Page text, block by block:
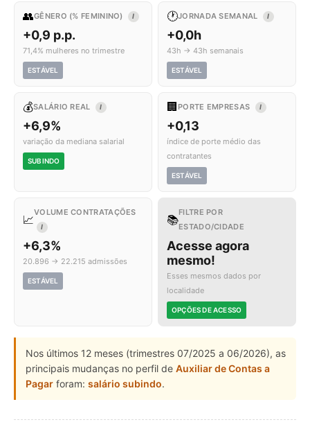
👥GÊNERO (% FEMININO) I
+0,9 p.p.
71,4% mulheres no trimestre
ESTÁVEL
🕐JORNADA SEMANAL I
+0,0h
43h → 43h semanais
ESTÁVEL
💰SALÁRIO REAL I
+6,9%
variação da mediana salarial
SUBINDO
🏢 PORTE EMPRESAS I
+0,13
índice de porte médio das
contratantes
ESTÁVEL
📈
VOLUME CONTRATAÇÕES
I
+6,3%
20.896 → 22.215 admissões
ESTÁVEL
📚
FILTRE POR
ESTADO/CIDADE
Acesse agora
mesmo!
Esses mesmos dados por
localidade
OPÇÕES DE ACESSO
Nos últimos 12 meses (trimestres 07/2025 a 06/2026), as
principais mudanças no perfil de Auxiliar de Contas a
Pagar foram: salário subindo.